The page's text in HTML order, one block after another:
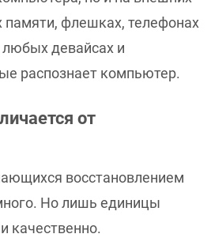
памяти, флешках, телефонах
девайсах и
распознает компьютер.
от
восстановлением
Но лишь единицы
качественно.